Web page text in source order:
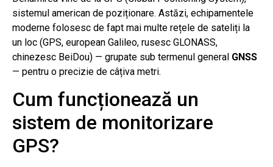
sistemul american de poziționare. Astăzi, echipamentele
moderne folosesc de fapt mai multe rețele de sateliți la
un loc (GPS, european Galileo, rusesc GLONASS,
chinezesc BeiDou) — grupate sub termenul general GNSS
— pentru o precizie de câțiva metri.
Cum funcționează un
sistem de monitorizare
GPS?